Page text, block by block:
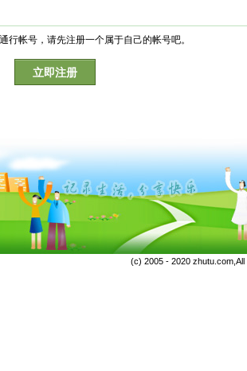
行帐号，请先注册一个属于自己的帐号吧。
立即注册
(c) 2005 - 2020